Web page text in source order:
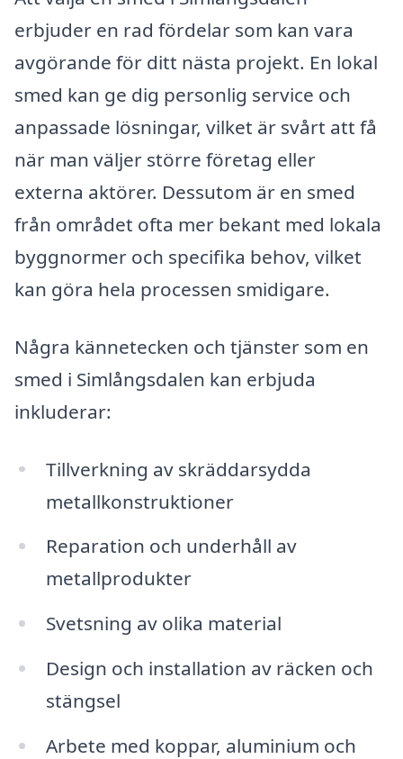
erbjuder en rad fördelar som kan vara
avgörande för ditt nästa projekt. En lokal
smed kan ge dig personlig service och
anpassade lösningar, vilket är svårt att få
när man väljer större företag eller
externa aktörer. Dessutom är en smed
från området ofta mer bekant med lokala
byggnormer och specifika behov, vilket
kan göra hela processen smidigare.
Några kännetecken och tjänster som en
smed i Simlångsdalen kan erbjuda
inkluderar:
Tillverkning av skräddarsydda
metallkonstruktioner
Reparation och underhåll av
metallprodukter
Svetsning av olika material
Design och installation av räcken och
stängsel
Arbete med koppar, aluminium och